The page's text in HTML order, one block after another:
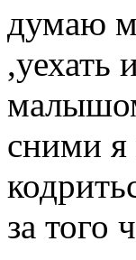
думаю
,уехать
сними я
за того